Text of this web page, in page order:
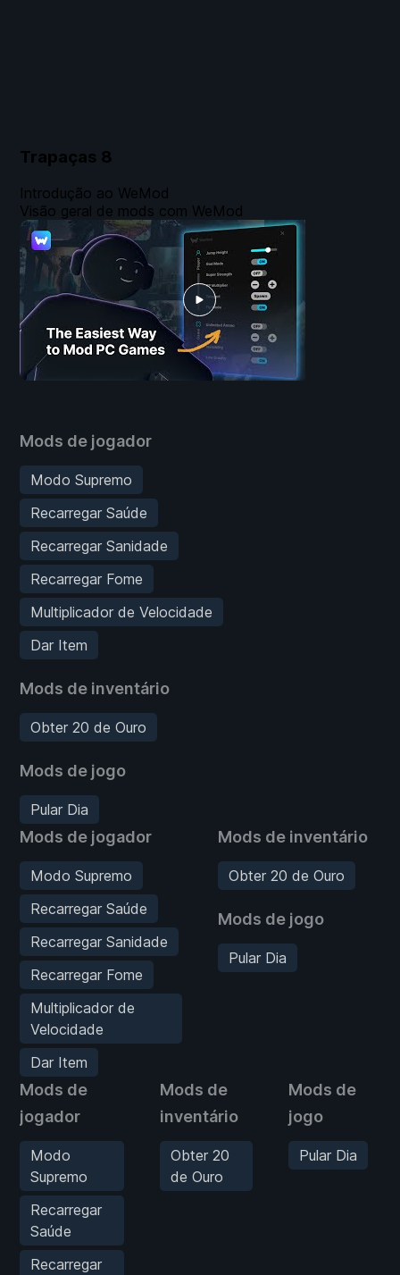
Trapaças 8
Mods de jogador
Modo Supremo
Recarregar Saúde
Recarregar Sanidade
Recarregar Fome
Multiplicador de Velocidade
Dar Item
Mods de inventário
Obter 20 de Ouro
Mods de jogo
Pular Dia
Mods de jogador
Modo Supremo
Recarregar Saúde
Recarregar Sanidade
Recarregar Fome
Multiplicador de
Velocidade
Dar Item
Mods de inventário
Obter 20 de Ouro
Mods de jogo
Pular Dia
Mods de
jogador
Modo
Supremo
Recarregar
Saúde
Recarregar
Mods de
inventário
Obter 20
de Ouro
Mods de
jogo
Pular Dia
Introdução ao WeMod
Visão geral de mods com WeMod